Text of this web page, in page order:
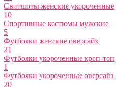
Свитшоты женские укороченные
10
Спортивные костюмы мужские
5
Футболки женские оверсайз
21
Футболки укороченные кроп-топ
1
Футболки укороченные оверсайз
20